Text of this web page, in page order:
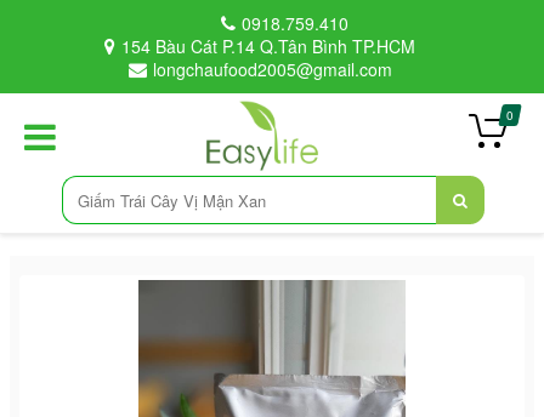
0918.759.410
154 Bàu Cát P.14 Q.Tân Bình TP.HCM
longchaufood2005@gmail.com
0